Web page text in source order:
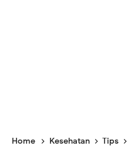
Home Kesehatan Tips